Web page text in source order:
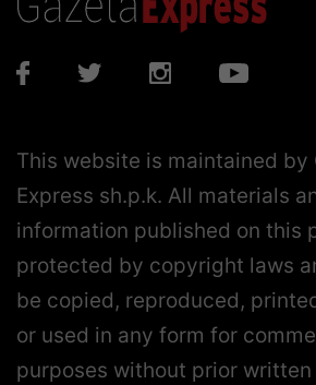
This website is maintained by
Express sh.p.k. All materials
information published on this
protected by copyright laws
be copied, reproduced,
or used in any form for
purposes without prior written